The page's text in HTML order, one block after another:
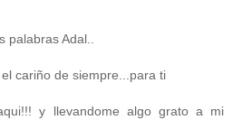
Adal..
cariño de siempre...para ti
y llevandome algo grato a mi